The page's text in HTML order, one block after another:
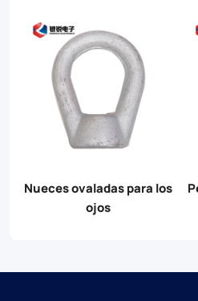
de ojo del hombro
Pernos